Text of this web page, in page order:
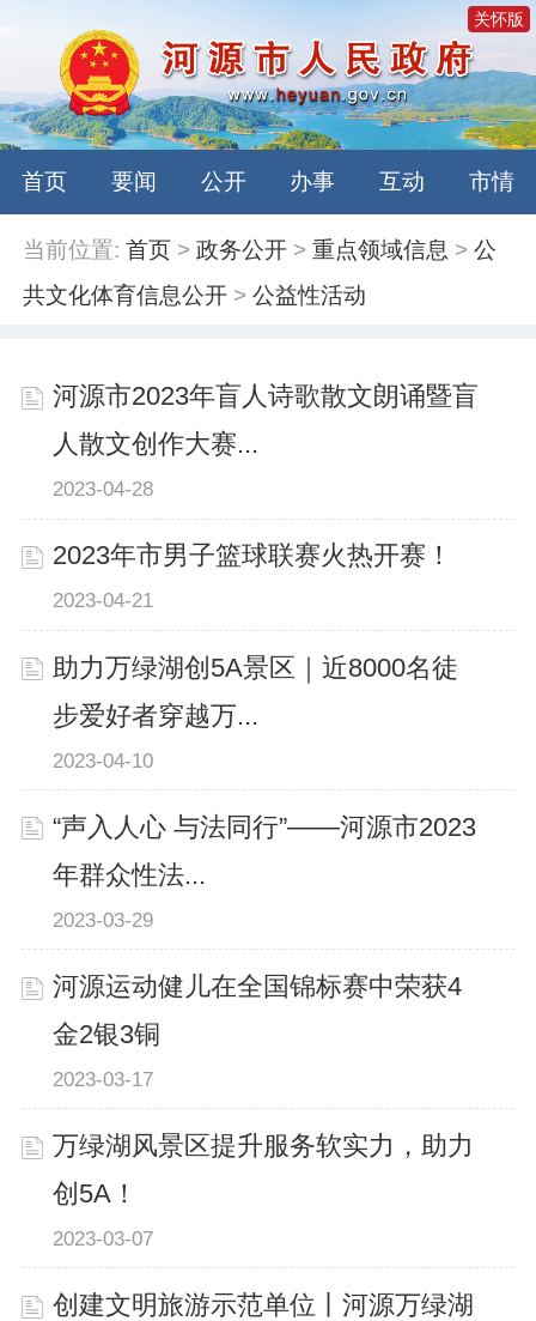
关怀版
首页 要闻 公开 办事 互动 市情
当前位置: 首页 >政务公开 >重点领域信息 >公
共文化体育信息公开 >公益性活动
河源市2023年盲人诗歌散文朗诵暨盲
人散文创作大赛...
2023-04-28
2023年市男子篮球联赛火热开赛！
2023-04-21
助力万绿湖创5A景区｜近8000名徒
步爱好者穿越万...
2023-04-10
“声入人心 与法同行”——河源市2023
年群众性法...
2023-03-29
河源运动健儿在全国锦标赛中荣获4
金2银3铜
2023-03-17
万绿湖风景区提升服务软实力，助力
创5A！
2023-03-07
创建文明旅游示范单位丨河源万绿湖